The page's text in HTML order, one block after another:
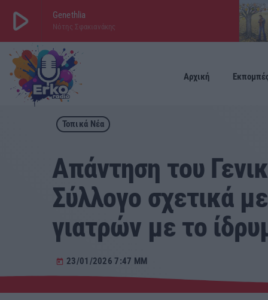
play_arrow Genethlia
Νότης Σφακιανάκης
play_arrow ΕΡΚΟ
LIVE
Αρχική
Τοπικά Νέα
Απάντηση του
Σύλλογο σχετικά
γιατρών με το
today 23/01/2026 7:47 ΜΜ